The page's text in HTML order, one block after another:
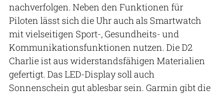
nachverfolgen. Neben den Funktionen für
Piloten lässt sich die Uhr auch als Smartwatch
mit vielseitigen Sport-, Gesundheits- und
Kommunikationsfunktionen nutzen. Die D2
Charlie ist aus widerstandsfähigen Materialien
gefertigt. Das LED-Display soll auch
Sonnenschein gut ablesbar sein. Garmin gibt die